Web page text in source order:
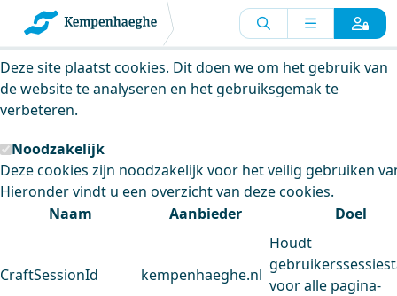
Kempenhaeghe maakt gebruik van
cookies
Deze site plaatst cookies. Dit doen we om het gebruik van
de website te analyseren en het gebruiksgemak te
verbeteren.
Noodzakelijk
Deze cookies zijn noodzakelijk voor het veilig gebruiken
Hieronder vindt u een overzicht van deze cookies.
Naam
Aanbieder Doel
CraftSessionId kempenhaeghe.nl
Houdt
voor alle pagina-